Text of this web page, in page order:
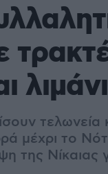
τελωνεία
μέχρι το
της Νίκαιας